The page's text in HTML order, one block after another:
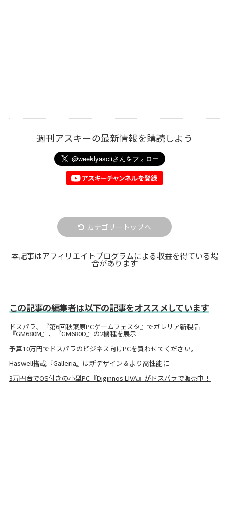
週刊アスキーの最新情報を購読しよう
カテゴリートップへ
本記事はアフィリエイトプログラムによる収益を得ている場
合があります
この記事の編集者は以下の記事をオススメしています
ドスパラ、『第6回秋葉原PCゲームフェスタ』でガレリア新製品
『GM680M』、『GM680D』の2機種を展示
予算10万円でドスパラのビジネス向けPCを買わせてください。
Haswell搭載『Galleria』は新デザイン＆より高性能に
3万円台でOS付きの小型PC『Diginnos LIVA』がドスパラで販売中！